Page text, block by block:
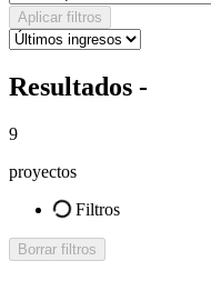
Aplicar filtros
Resultados -
9
proyectos
Filtros
Borrar filtros